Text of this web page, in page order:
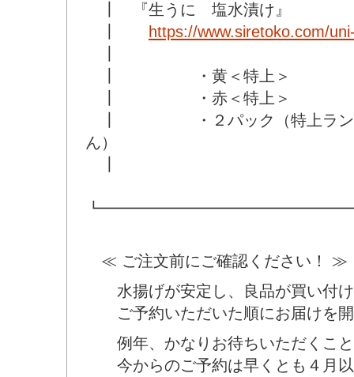
┃ 『生うに 塩水漬け』
https://www.siretoko.com/
┃ ・黄＜特上＞
┃ ・赤＜特上＞
┃ ・２パック（特上ランク
ん）
≪ ご注文前にご確認ください！ ≫
水揚げが安定し、良品が買い付け
ご予約いただいた順にお届けを開
例年、かなりお待ちいただくこと
今からのご予約は早くとも４月以